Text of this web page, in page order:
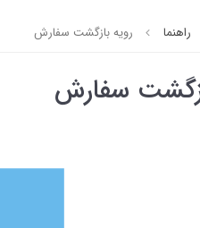
راهنما رویه بازگشت سفارش
سفارش